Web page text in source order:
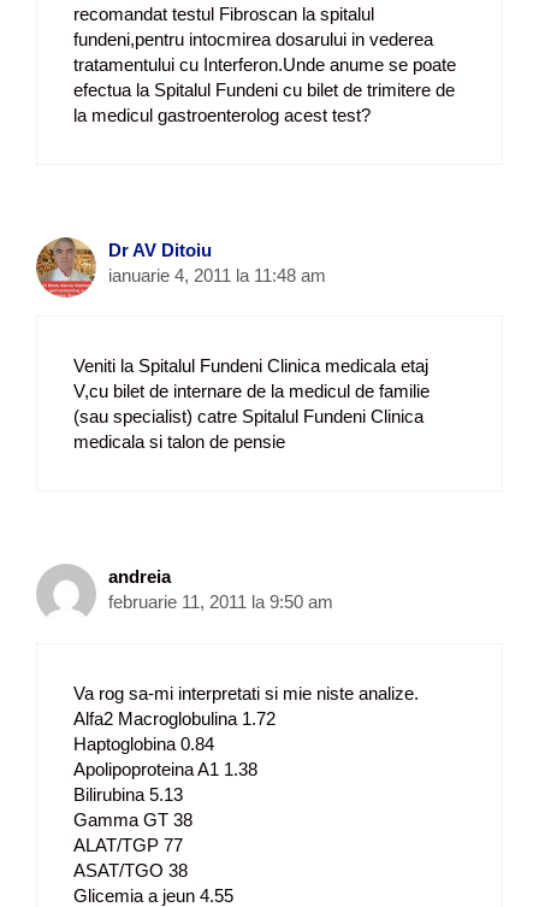
recomandat testul Fibroscan la spitalul
fundeni,pentru intocmirea dosarului in vederea
tratamentului cu Interferon.Unde anume se poate
efectua la Spitalul Fundeni cu bilet de trimitere de
la medicul gastroenterolog acest test?
Dr AV Ditoiu
ianuarie 4, 2011 la 11:48 am
Veniti la Spitalul Fundeni Clinica medicala etaj
V,cu bilet de internare de la medicul de familie
(sau specialist) catre Spitalul Fundeni Clinica
medicala si talon de pensie
andreia
februarie 11, 2011 la 9:50 am
Va rog sa-mi interpretati si mie niste analize.
Alfa2 Macroglobulina 1.72
Haptoglobina 0.84
Apolipoproteina A1 1.38
Bilirubina 5.13
Gamma GT 38
ALAT/TGP 77
ASAT/TGO 38
Glicemia a jeun 4.55